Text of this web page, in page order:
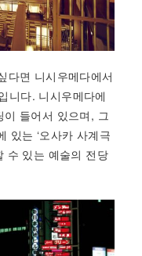
다면 니시우메다에서
니다. 니시우메다에
들어서 있으며, 그
있는 ‘오사카 사계극
수 있는 예술의 전당